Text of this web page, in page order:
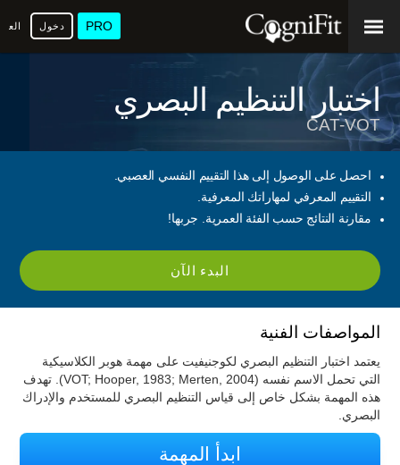
PRO دخول
اختبار التنظيم البصري
CAT-VOT
احصل على الوصول إلى هذا التقييم النفسي العصبي.
التقييم المعرفي لمهاراتك المعرفية.
مقارنة النتائج حسب الفئة العمرية. جربها!
البدء الآن
المواصفات الفنية
يعتمد اختبار التنظيم البصري لكوجنيفيت على مهمة هوبر الكلاسيكية
التي تحمل الاسم نفسه (VOT; Hooper, 1983; Merten, 2004). تهدف
هذه المهمة بشكل خاص إلى قياس التنظيم البصري للمستخدم والإدراك
البصري.
ابدأ المهمة